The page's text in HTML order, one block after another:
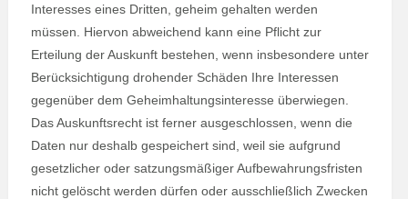
Interesses eines Dritten, geheim gehalten werden
müssen. Hiervon abweichend kann eine Pflicht zur
Erteilung der Auskunft bestehen, wenn insbesondere unter
Berücksichtigung drohender Schäden Ihre Interessen
gegenüber dem Geheimhaltungsinteresse überwiegen.
Das Auskunftsrecht ist ferner ausgeschlossen, wenn die
Daten nur deshalb gespeichert sind, weil sie aufgrund
gesetzlicher oder satzungsmäßiger Aufbewahrungsfristen
nicht gelöscht werden dürfen oder ausschließlich Zwecken